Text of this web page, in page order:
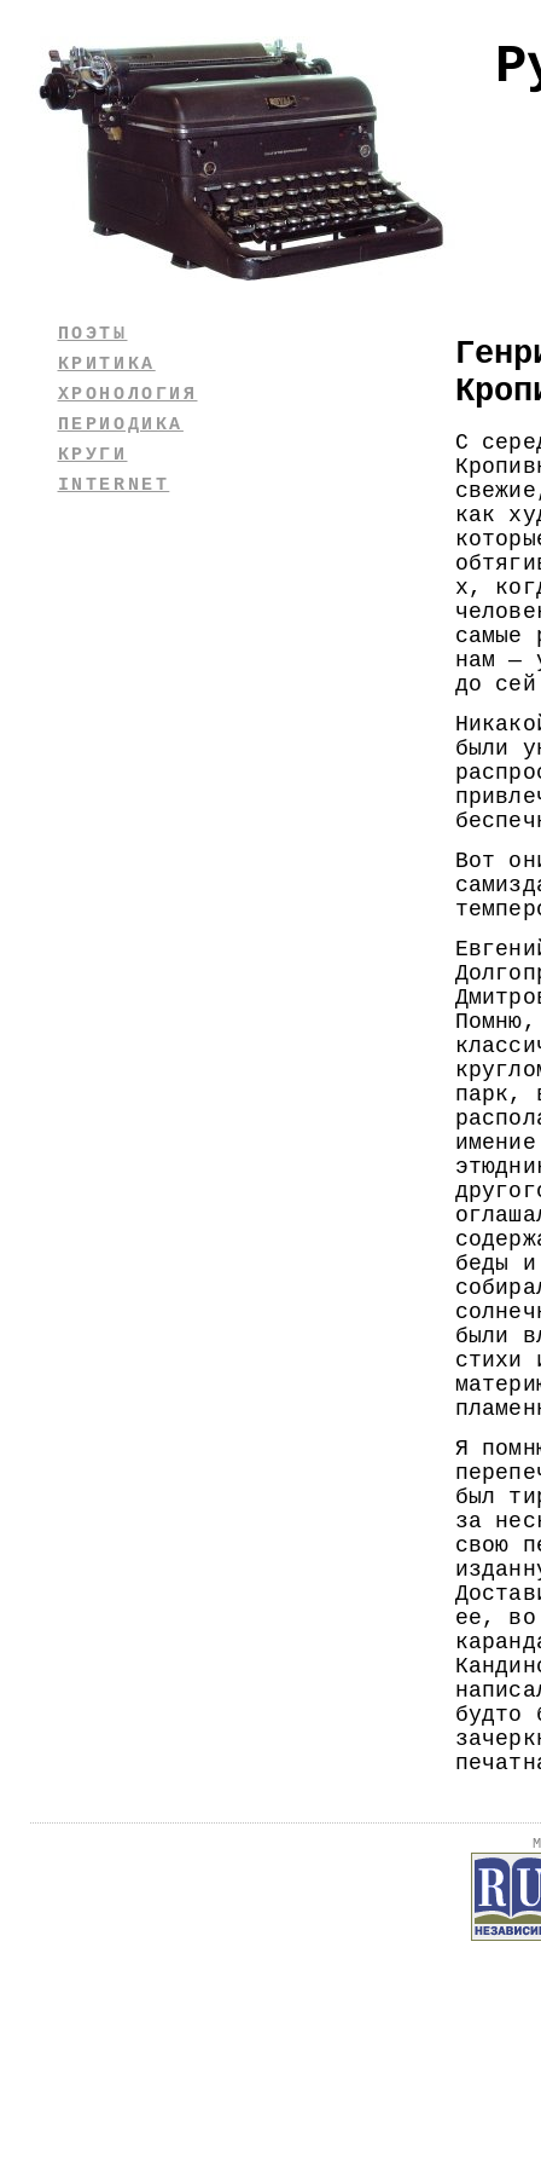
С
как
х,
самые
нам —
до
были
Вот
парк,
беды
были
стихи
Я
был
за
свою
ее, во
будто
ПОЭТЫ
КРИТИКА
ХРОНОЛОГИЯ
ПЕРИОДИКА
КРУГИ
INTERNET